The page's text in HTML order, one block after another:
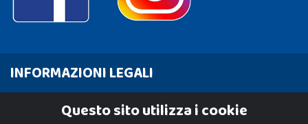
INFORMAZIONI LEGALI
Cookie PolicyQuesto sito utilizza i cookie